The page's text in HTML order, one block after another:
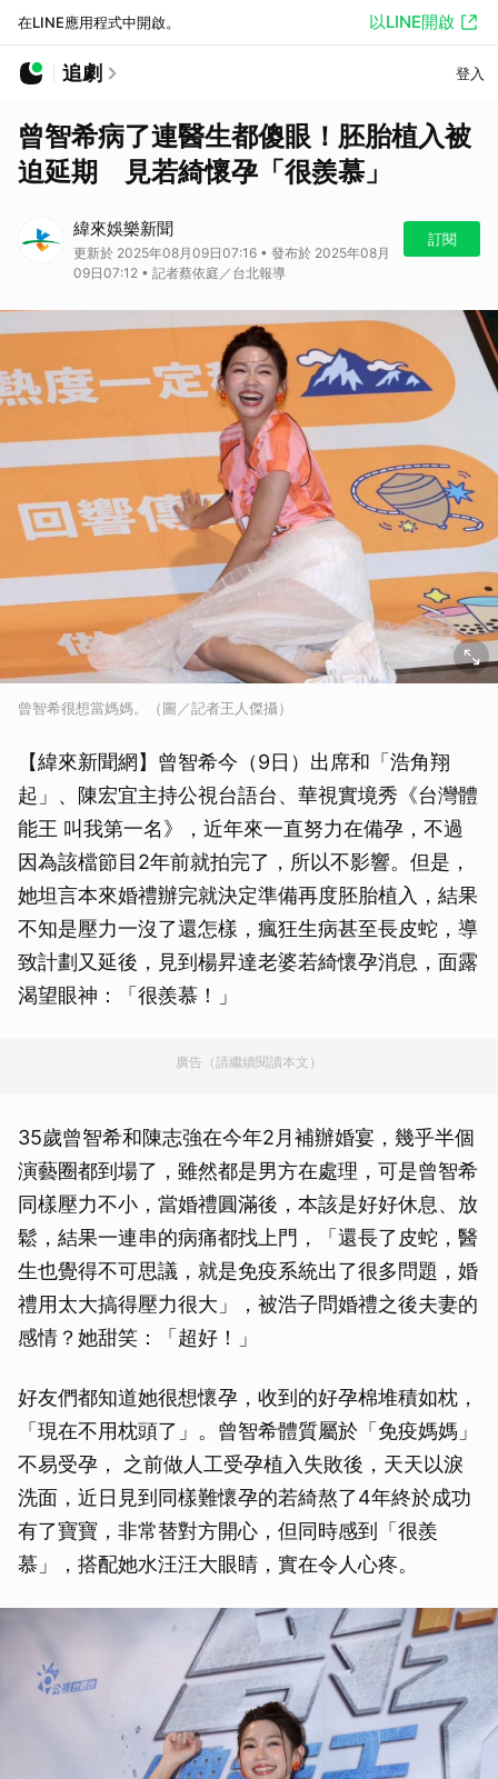
在LINE應用程式中開啟。 以LINE開啟
追劇 登入
曾智希病了連醫生都傻眼！胚胎植入被
迫延期 見若綺懷孕「很羨慕」
緯來娛樂新聞
更新於 2025年08月09日07:16 • 發布於 2025年08月
09日07:12 • 記者蔡依庭／台北報導
訂閱
曾智希很想當媽媽。（圖／記者王人傑攝）
【緯來新聞網】曾智希今（9日）出席和「浩角翔
起」、陳宏宜主持公視台語台、華視實境秀《台灣體
能王 叫我第一名》，近年來一直努力在備孕，不過
因為該檔節目2年前就拍完了，所以不影響。但是，
她坦言本來婚禮辦完就決定準備再度胚胎植入，結果
不知是壓力一沒了還怎樣，瘋狂生病甚至長皮蛇，導
致計劃又延後，見到楊昇達老婆若綺懷孕消息，面露
渴望眼神：「很羨慕！」
廣告（請繼續閱讀本文）
35歲曾智希和陳志強在今年2月補辦婚宴，幾乎半個
演藝圈都到場了，雖然都是男方在處理，可是曾智希
同樣壓力不小，當婚禮圓滿後，本該是好好休息、放
鬆，結果一連串的病痛都找上門，「還長了皮蛇，醫
生也覺得不可思議，就是免疫系統出了很多問題，婚
禮用太大搞得壓力很大」，被浩子問婚禮之後夫妻的
感情？她甜笑：「超好！」
好友們都知道她很想懷孕，收到的好孕棉堆積如枕，
「現在不用枕頭了」。曾智希體質屬於「免疫媽媽」
不易受孕， 之前做人工受孕植入失敗後，天天以淚
洗面，近日見到同樣難懷孕的若綺熬了4年終於成功
有了寶寶，非常替對方開心，但同時感到「很羨
慕」，搭配她水汪汪大眼睛，實在令人心疼。